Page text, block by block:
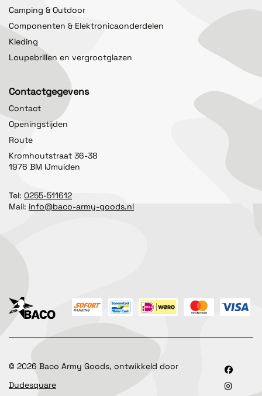
Camping & Outdoor
Componenten & Elektronicaonderdelen
Kleding
Loupebrillen en vergrootglazen
Contactgegevens
Contact
Openingstijden
Route
Kromhoutstraat 36-38
1976 BM IJmuiden
Tel: 0255-511612
Mail: info@baco-army-goods.nl
© 2026 Baco Army Goods, ontwikkeld door
Dudesquare